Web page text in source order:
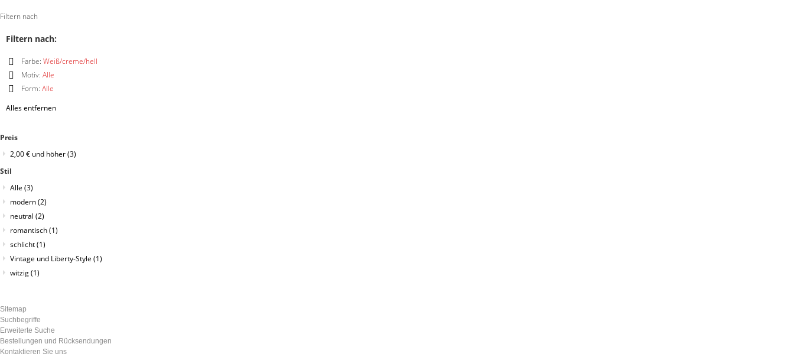
Filtern nach
Filtern nach:
Farbe: Weiß/creme/hell
Diesen
Artikel
entfernen
Motiv: Alle
Diesen
entfernen
Form: Alle
Artikel
Alles entfernen
Preis
2,00 € und höher(3)
Stil
Alle (3)
modern(2)
neutral (2)
romantisch(1)
schlicht(1)
Vintage und Liberty-Style (1)
witzig(1)
Sitemap
Suchbegriffe
Erweiterte Suche
Bestellungen und Rücksendungen
Kontaktieren Sie uns